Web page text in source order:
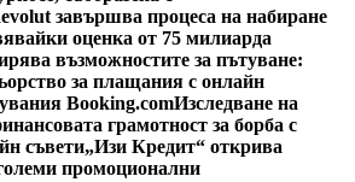
завършва процеса на набиране
оценка от 75 милиарда
възможностите за пътуване:
за плащания с онлайн
Booking.comИзследване на
грамотност за борба с
съвети„Изи Кредит“ открива
промоционални